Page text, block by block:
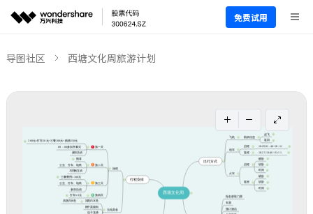
免费试用
导图社区 西塘文化周旅游计划